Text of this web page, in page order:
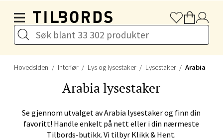
Hovedsiden Interiør Lys og lysestaker Lysestaker Arabia
Arabialysestaker
Se gjennom utvalget avArabia lysestaker og finn din
favoritt! Handle enkelt på nett eller i din nærmeste
Tilbords-butikk. Vi tilbyr Klikk & Hent.
Drammen - Gulskogen
Gulskogen Senter, 3048 Drammen
Åpent i dag 10-21